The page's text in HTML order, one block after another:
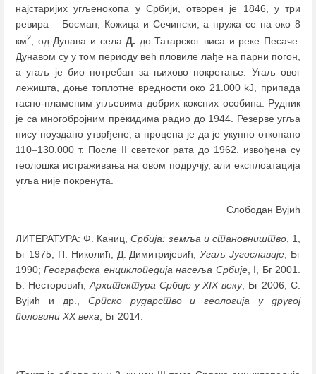
најстаријих угљенокопа у Србији, отворен је 1846, у три
ревира –Босман, Кожица и Сечински, а пружа се на око 8
км2 , од Дунава и селаД. до Татарског виса и реке Песаче.
Дунавом су у том периоду већ пловиле лађе на парни погон,
а угаљ је био потребан за њихово покретање. Угaљ овог
лежишта, доње топлотне вредности око 21.000 kJ, припада
гасно-пламеним угљевима добрих коксних особина. Рудник
је са многобројним прекидима радио до 1944. Резерве угља
нису поуздано утврђене, а процена је да је укупно откопано
110–130.000 т. После II светског рата до 1962. извођена су
геолошка истраживања на овом подручју, али експлоатација
угља није покренута.
Слободан Вујић
ЛИТЕРАТУРА: Ф. Каниц,Србија: земља и становништво, 1,
Бг 1975; П. Николић, Д. Димитријевић,Угаљ Југославије, Бг
1990;Географска енциклопедија насеља Србије, I, Бг 2001.
Б. Несторовић,Архитектура Србије у XIX веку, Бг 2006; С.
Вујић и др., Српско рударство и геологија у другој
половини ХХ века, Бг 2014.